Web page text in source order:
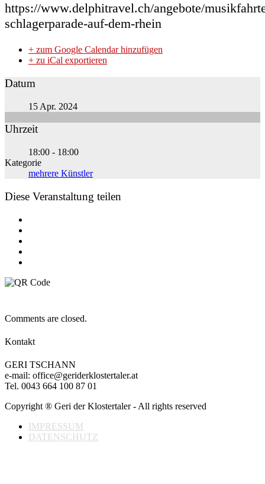
https://www.delphitravel.ch/angebote/
schlagerparade-auf-dem-rhein
+ zum Google Calendar hinzufügen
+ zu iCal exportieren
Datum
15 Apr. 2024
Uhrzeit
18:00 - 18:00
Kategorie
mehrere Künstler
Diese Veranstaltung teilen
Comments are closed.
Kontakt
GERI TSCHANN
e-mail: office@geriderklostertaler.at
Tel. 0043 664 100 87 01
Copyright ® Geri der Klostertaler - All rights reserved
IMPRESSUM
DATENSCHUTZ